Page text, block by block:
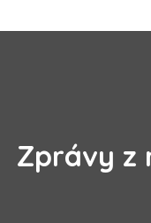
Zprávy z